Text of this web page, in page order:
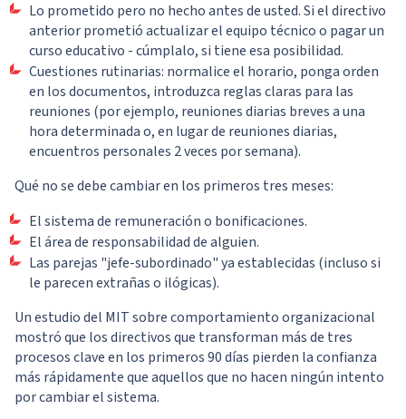
Lo prometido pero no hecho antes de usted. Si el directivo
anterior prometió actualizar el equipo técnico o pagar un
curso educativo - cúmplalo, si tiene esa posibilidad.
Cuestiones rutinarias: normalice el horario, ponga orden
en los documentos, introduzca reglas claras para las
reuniones (por ejemplo, reuniones diarias breves a una
hora determinada o, en lugar de reuniones diarias,
encuentros personales 2 veces por semana).
Qué no se debe cambiar en los primeros tres meses:
El sistema de remuneración o bonificaciones.
El área de responsabilidad de alguien.
Las parejas "jefe-subordinado" ya establecidas (incluso si
le parecen extrañas o ilógicas).
Un estudio del MIT sobre comportamiento organizacional
mostró que los directivos que transforman más de tres
procesos clave en los primeros 90 días pierden la confianza
más rápidamente que aquellos que no hacen ningún intento
por cambiar el sistema.